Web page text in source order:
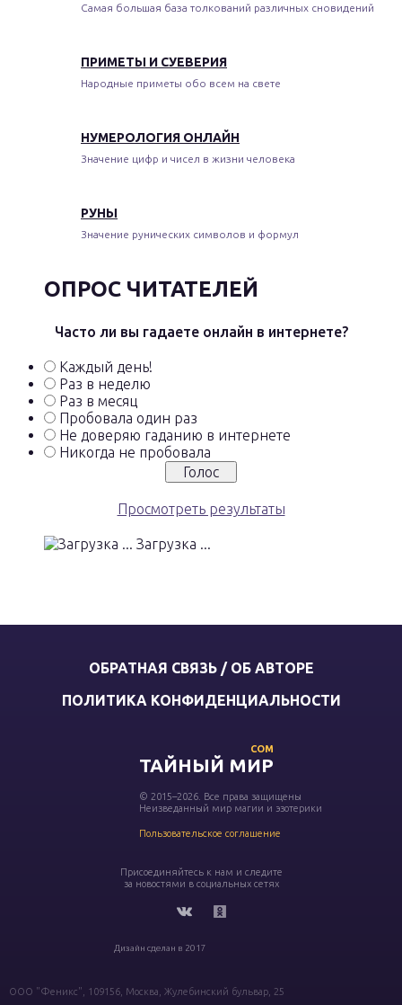
Самая большая база толкований различных сновидений
ПРИМЕТЫ И СУЕВЕРИЯ
Народные приметы обо всем на свете
НУМЕРОЛОГИЯ ОНЛАЙН
Значение цифр и чисел в жизни человека
РУНЫ
Значение рунических символов и формул
ОПРОС ЧИТАТЕЛЕЙ
Часто ли вы гадаете онлайн в интернете?
Каждый день!
Раз в неделю
Раз в месяц
Пробовала один раз
Не доверяю гаданию в интернете
Никогда не пробовала
Просмотреть результаты
Загрузка ...
ОБРАТНАЯ СВЯЗЬ / ОБ АВТОРЕ
ПОЛИТИКА КОНФИДЕНЦИАЛЬНОСТИ
ТАЙНЫЙ МИР
COM
© 2015–2026. Все права защищены
Неизведанный мир магии и эзотерики
Пользовательское соглашение
Присоединяйтесь к нам и следите
за новостями в социальных сетях
Дизайн сделан в 2017
ООО "Феникс", 109156, Москва, Жулебинский бульвар, 25